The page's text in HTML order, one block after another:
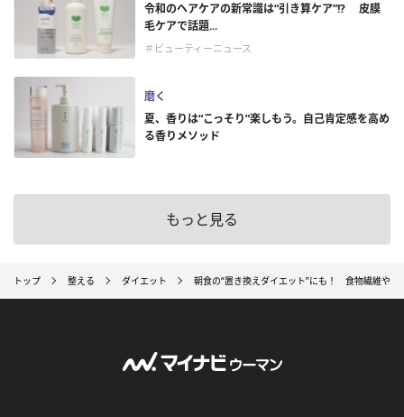
令和のヘアケアの新常識は“引き算ケア”!? 皮膜
毛ケアで話題...
＃ビューティーニュース
磨く
夏、香りは“こっそり”楽しもう。自己肯定感を高め
る香りメソッド
もっと見る
トップ 整える ダイエット 朝食の“置き換えダイエット”にも！ 食物繊維やオ